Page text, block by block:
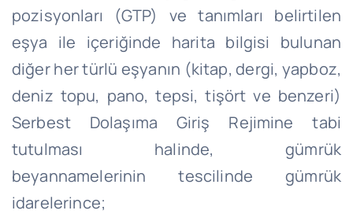
pozisyonları (GTP) ve tanımları belirtilen
eşya ile içeriğinde harita bilgisi bulunan
diğer her türlü eşyanın (kitap, dergi, yapboz,
deniz topu, pano, tepsi, tişört ve benzeri)
Serbest Dolaşıma Giriş Rejimine tabi
tutulması halinde, gümrük
beyannamelerinin tescilinde gümrük
idarelerince;